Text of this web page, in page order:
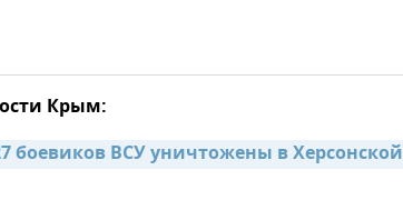
Крым:
боевиков ВСУ уничтожены в Херсонской